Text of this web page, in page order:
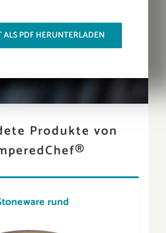
ALS PDF HERUNTERLADEN
Produkte von
rund